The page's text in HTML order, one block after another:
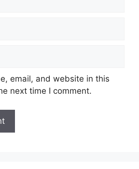
email, and website in this
next time I comment.